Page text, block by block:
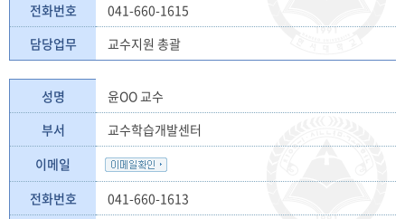
전화번호
041-660-1615
담당업무
교수지원 총괄
성명
윤OO 교수
부서
교수학습개발센터
이메일
전화번호
041-660-1613